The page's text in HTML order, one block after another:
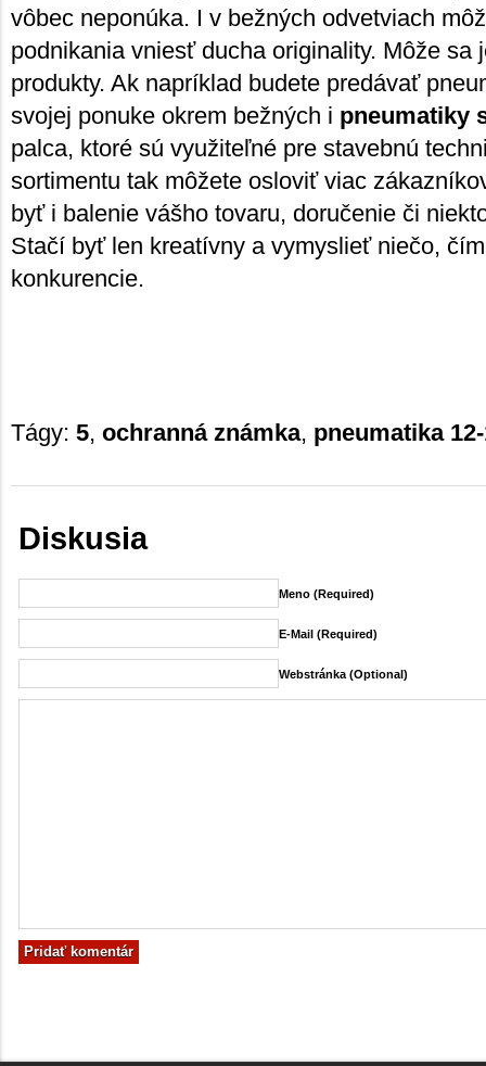
vôbec neponúka. I v bežných odvetviach
podnikania vniesť ducha originality. Môže sa
produkty. Ak napríklad budete predávať
svojej ponuke okrem bežných i pneumatiky
palca, ktoré sú využiteľné pre stavebnú
sortimentu tak môžete osloviť viac
byť i balenie vášho tovaru, doručenie či
Stačí byť len kreatívny a vymyslieť niečo,
konkurencie.
Tágy: 5, ochranná známka, pneumatika
Diskusia
Meno (required)
E-Mail (required)
Webstránka (Optional)